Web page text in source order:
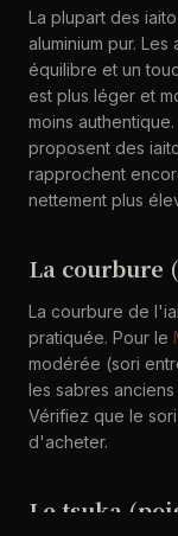
La plupart des
aluminium pur.
équilibre et un
est plus léger et
moins
proposent des
rapprochent
nettement plus
La courbure
La courbure de
pratiquée. Pour le
modérée (sori
les sabres
Vérifiez que le
d'acheter.
Le tsuka